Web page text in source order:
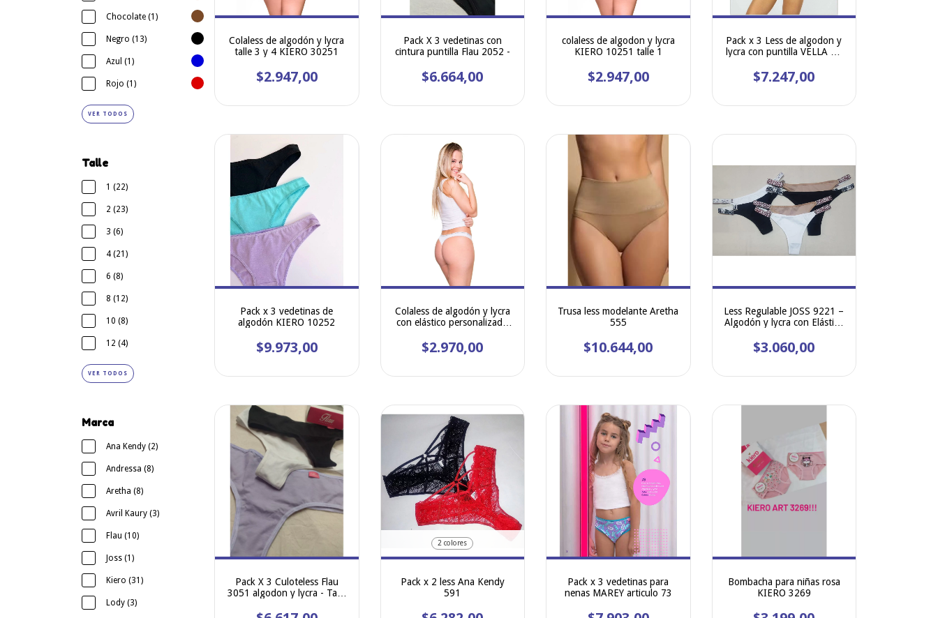
Chocolate (1)
Negro (13)
Azul (1)
Rojo (1)
VER TODOS
Talle
1 (22)
2 (23)
3 (6)
4 (21)
6 (8)
8 (12)
10 (8)
12 (4)
VER TODOS
Marca
Ana Kendy (2)
Andressa (8)
Aretha (8)
Avril Kaury (3)
Flau (10)
Joss (1)
Kiero (31)
Lody (3)
Colaless de algodón y lycra
talle 3 y 4 KIERO 30251
$2.947,00
Pack X 3 vedetinas con
cintura puntilla Flau 2052 -
$6.664,00
colaless de algodon y lycra
KIERO 10251 talle 1
$2.947,00
Pack x 3 Less de algodon y
lycra con puntilla VELLA art
$7.247,00
Pack x 3 vedetinas de
algodón KIERO 10252
$9.973,00
Colaless de algodón y lycra
con elástico personalizado
$2.970,00
Trusa less modelante Aretha
555
$10.644,00
Less Regulable JOSS 9221 –
Algodón y lycra con Elástico
$3.060,00
Pack X 3 Culoteless Flau
3051 algodon y lycra - Talle
2 colores
Pack x 2 less Ana Kendy
591
Pack x 3 vedetinas para
nenas MAREY articulo 73
Bombacha para niñas rosa
KIERO 3269